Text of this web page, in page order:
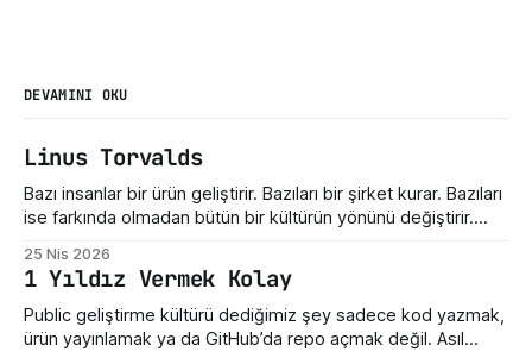
DEVAMINI OKU
Linus Torvalds
Bazı insanlar bir ürün geliştirir. Bazıları bir şirket kurar. Bazıları
ise farkında olmadan bütün bir kültürün yönünü değiştirir.
şey sadece bir işletim sistemi çekirdeği değil. Sunucuların,
telefonların, gömülü sistemlerin, süper bilgisayarların,
geliştirici araçlarının ve modern internet altyapısının sessiz
taşıyıcılarından biri. Ama hikayenin
25 Nis 2026
1 Yıldız Vermek Kolay
Public geliştirme kültürü dediğimiz şey sadece kod yazmak,
ürün yayınlamak ya da GitHub’da repo açmak değil. Asıl